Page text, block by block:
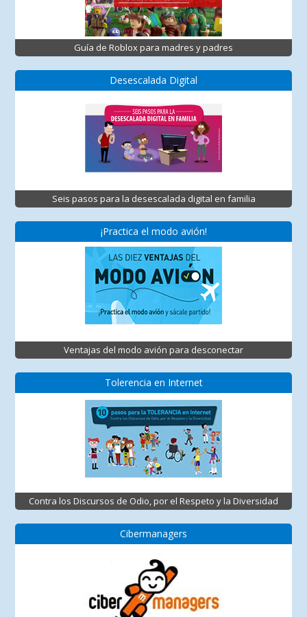
Guía de Roblox para madres y padres
Desescalada Digital
Seis pasos para la desescalada digital en familia
¡Practica el modo avión!
Ventajas del modo avión para desconectar
Tolerencia en Internet
Contra los Discursos de Odio, por el Respeto y la Diversidad
Cibermanagers